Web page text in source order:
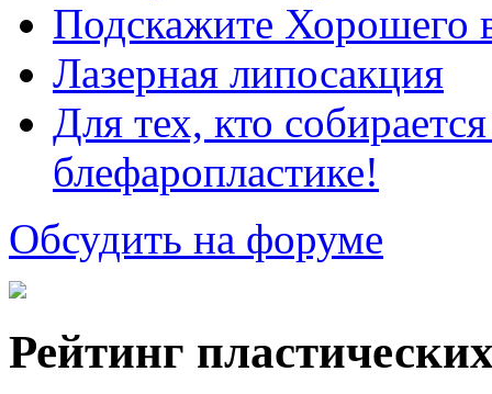
Подскажите Хорошего
Лазерная липосакция
Для тех, кто
блефаропластике!
Обсудить на форуме
Рейтинг